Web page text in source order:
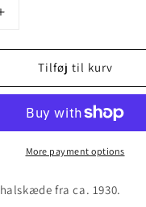
Increase
for
Vintage
æblegrøn
bakelithalskæde
Tilføj til kurv
More payment options
fra ca. 1930.